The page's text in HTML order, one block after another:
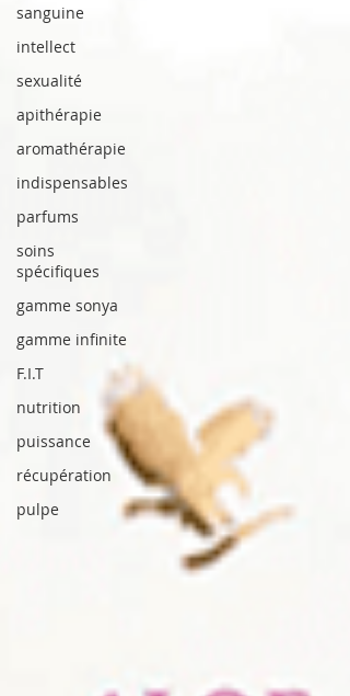
sanguine
intellect
sexualité
apithérapie
aromathérapie
indispensables
parfums
soins
spécifiques
gamme sonya
gamme infinite
F.I.T
nutrition
puissance
récupération
pulpe